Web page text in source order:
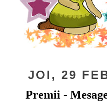
JOI, 29
Premii -